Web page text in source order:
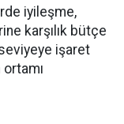
iyileşme,
karşılık bütçe
işaret